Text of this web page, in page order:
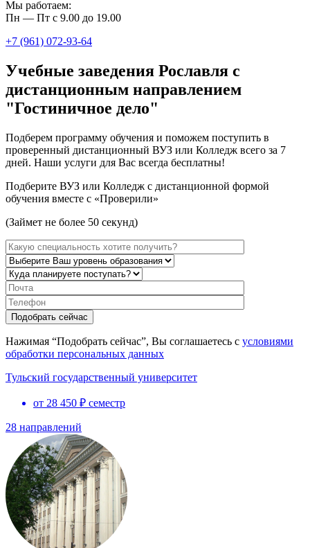
Мы работаем:
Пн — Пт с 9.00 до 19.00
+7 (961) 072-93-64
Учебные заведения Рославля с
дистанционным направлением
"Гостиничное дело"
Подберем программу обучения и поможем поступить в
проверенный дистанционный ВУЗ или Колледж всего за 7
дней. Наши услуги для Вас всегда бесплатны!
Подберите ВУЗ или Колледж с дистанционной формой
обучения вместе с «Проверили»
(Займет не более 50 секунд)
Нажимая “Подобрать сейчас”, Вы соглашаетесь с условиями
обработки персональных данных
Тульский государственный университет
от 28 450 ₽ семестр
28 направлений